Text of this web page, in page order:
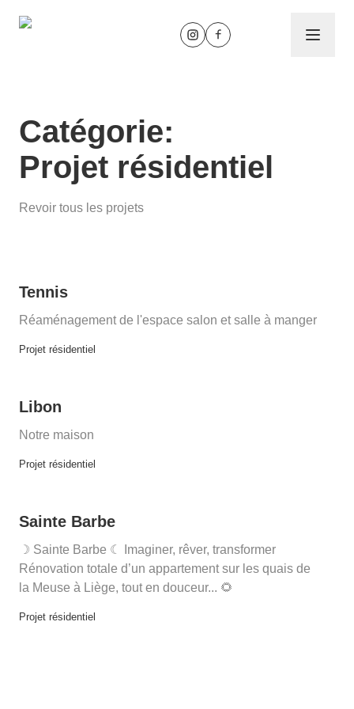
Catégorie:
Projet résidentiel
Revoir tous les projets
Tennis
Réaménagement de l'espace salon et salle à manger
Projet résidentiel
Libon
Notre maison
Projet résidentiel
Sainte Barbe
☽ Sainte Barbe ☾ Imaginer, rêver, transformer
Rénovation totale d’un appartement sur les quais de
la Meuse à Liège, tout en douceur... 🌻
Projet résidentiel